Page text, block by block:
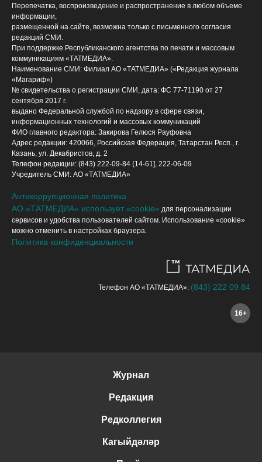
Перепечатка, воспроизведение и распространение в любом объеме
информации,
размещенной на сайте, возможна только с письменного согласия
редакций СМИ.
При поддержке Республиканского агентства по печати и массовым
коммуникациям «ТАТМЕДИА».
Наименование СМИ: Филиал АО «ТАТМЕДИА» («Редакция журнала
«Магариф»)
№ свидетельства о регистрации СМИ, дата: ФС 77-71190 от 27
сентября 2017 г.
выдано Федеральной службой по надзору в сфере связи,
информационных технологий и массовых коммуникаций
ФИО главного редактора: Закирова Гелюся Рауфовна
Адрес редакции: 420066, Российская Федерация, Татарстан Респ., г.
Казань, ул. Декабристов, д. 2
Телефон редакции: (843) 222-09-84 (14-61], 222-06-09
Учредитель СМИ: АО «ТАТМЕДИА»
Антикоррупционная политика
АО «ТАТМЕДИА» использует «cookie» для персонализации
сервисов и удобства пользователей сайтом. Использование «cookie»
можно отменить в настройках браузера.
Политика конфиденциальности
Телефон АО «ТАТМЕДИА»: (843) 222 09 84
16+
Журнал
Редакция
Редколлегия
Кагыйдәләр